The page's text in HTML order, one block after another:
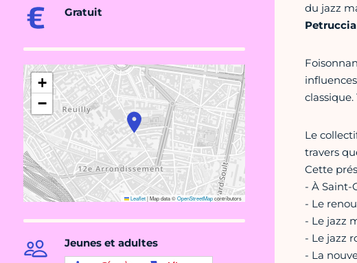
Gratuit
+
−
Leaflet|Map data ©OpenStreetMapcontributors
Jeunes et adultes
du jazz
Le
travers
Cette
- À Saint-
- Le
- Le jazz
- Le jazz
- La